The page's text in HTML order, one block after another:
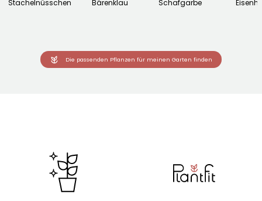
Stachelnüsschen Bärenklau Schafgarbe
Die passenden Pflanzen für meinen Garten finden